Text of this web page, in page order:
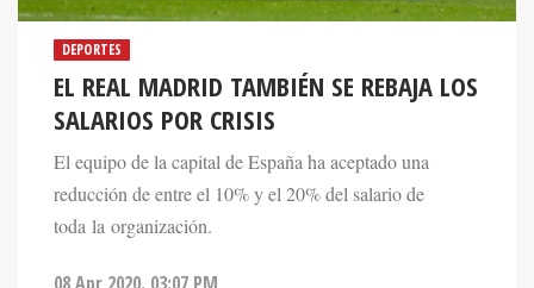
DEPORTES
EL REAL MADRID TAMBIÉN SE REBAJA LOS
SALARIOS POR CRISIS
El equipo de la capital de España ha aceptado una
reducción de entre el 10% y el 20% del salario de
toda la organización.